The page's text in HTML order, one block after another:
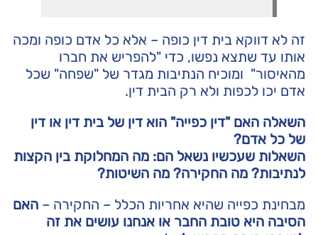
זה לא דווקא בית דין כופה – אלא כל אדם כופה ומכה
אותו עד שתצא נפשו, כדי "להפריש את חברו
מהאיסור" ומוכיח הנתיבות מגדר של "שפחה" שכל
אדם יכו לכפות ולא רק הבית דין.
השאלה האם "דין כפייה" הוא דין של בית דין או דין
של כל אדם?
השאלות שעכשיו נשאל הם: מה המחלוקת בין הקצות
לנתיבות? מה החקירה? מה השיטות?
מבחינת כפייה שהיא אחריות הכלל – החקירה – האם
הסיבה היא טובת החבר או אנחנו עושים את זה